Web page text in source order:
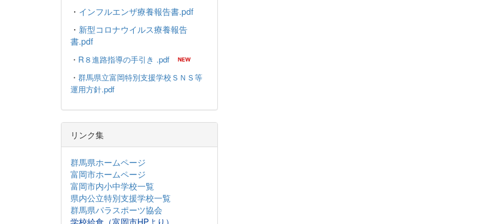
・ インフルエンザ療養報告書.pdf
・ 新型コロナウイルス療養報告
書.pdf
・ R８進路指導の手引き .pdf
・ 群馬県立富岡特別支援学校ＳＮＳ等
運用方針.pdf
リンク集
群馬県ホームページ
富岡市ホームページ
富岡市内小中学校一覧
県内公立特別支援学校一覧
群馬県パラスポーツ協会
学校給食（富岡市HPより）